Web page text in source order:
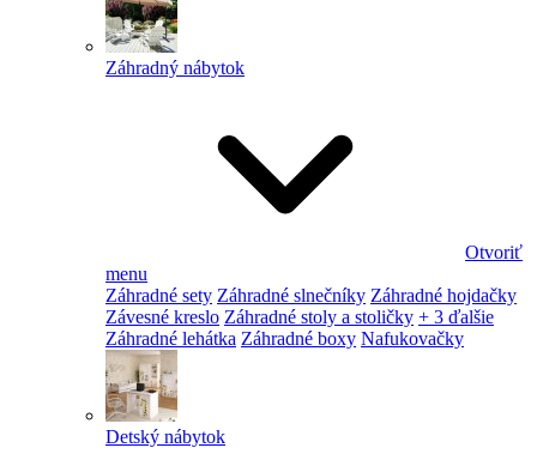
Záhradný nábytok
Otvoriť
menu
Záhradné sety Záhradné slnečníky Záhradné hojdačky
Závesné kreslo Záhradné stoly a stoličky + 3 ďalšie
Záhradné lehátka Záhradné boxy Nafukovačky
Detský nábytok